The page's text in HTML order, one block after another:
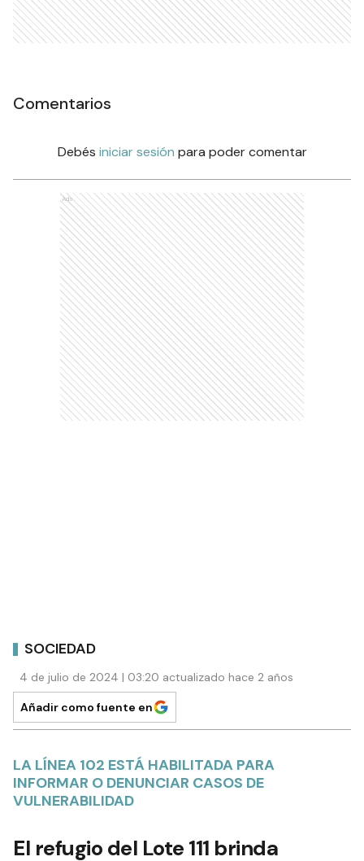
Comentarios
Debés iniciar sesión para poder comentar
Ads
SOCIEDAD
4 de julio de 2024 | 03:20 actualizado hace 2 años
Añadir como fuente en
LA LÍNEA 102 ESTÁ HABILITADA PARA
INFORMAR O DENUNCIAR CASOS DE
VULNERABILIDAD
El refugio del Lote 111 brinda